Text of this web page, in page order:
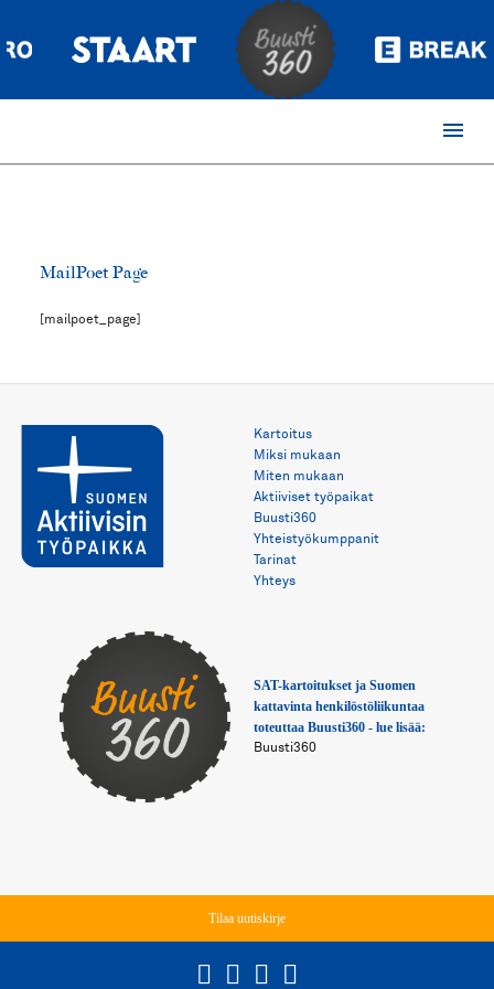
menu
MailPoet Page
[mailpoet_page]
Kartoitus
Miksi mukaan
Miten mukaan
Aktiiviset työpaikat
Buusti360
Yhteistyökumppanit
Tarinat
Yhteys
SAT-kartoitukset ja Suomen
kattavinta henkilöstöliikuntaa
toteuttaa Buusti360 - lue lisää:
Buusti360
Tilaa uutiskirje